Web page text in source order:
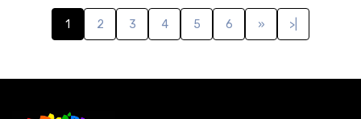
1 2 3 4 5 6 » >|